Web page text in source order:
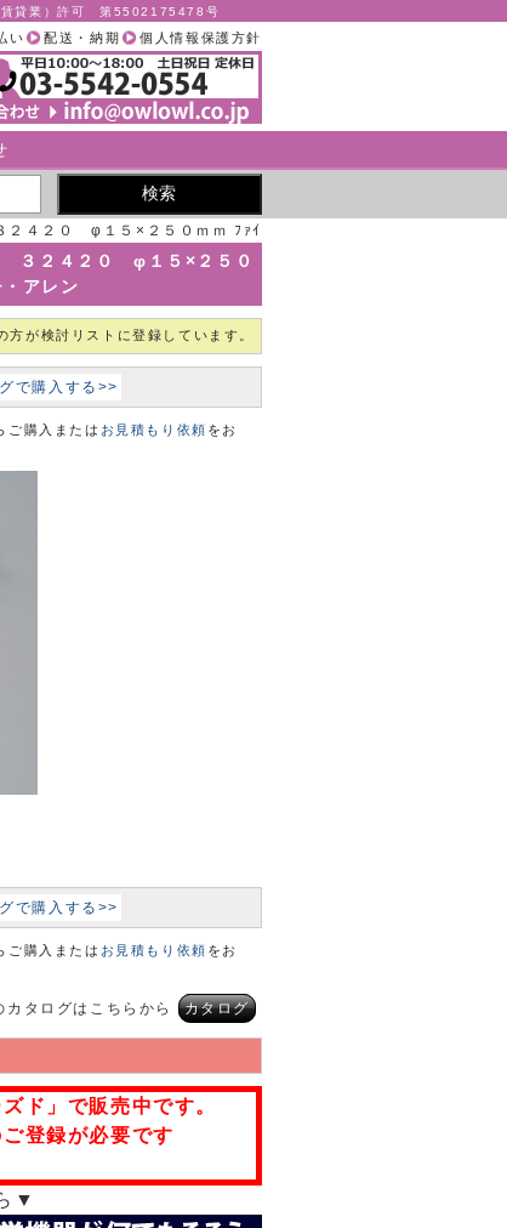
賃貸業）許可 第5502175478号
個人情報保護方針
配送・納期
い
４２０ φ１５×２５０ｍｍ ﾌｧｲ
019415 1[個] ウェルチ・アレン
３２４２０ φ１５×２５０
アレン
方が検討リストに登録しています。
で購入する>>
ご購入または お見積もり依頼 をお
で購入する>>
ご購入または お見積もり依頼 をお
カタログはこちらから カタログ
ド」で販売中です。
登録が必要です
▼